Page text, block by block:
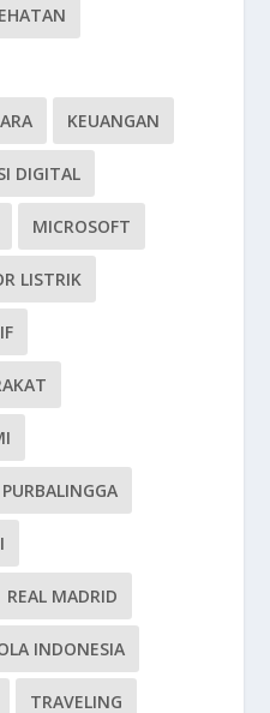
KEUANGAN
DIGITAL
MICROSOFT
LISTRIK
PURBALINGGA
REAL MADRID
INDONESIA
TRAVELING